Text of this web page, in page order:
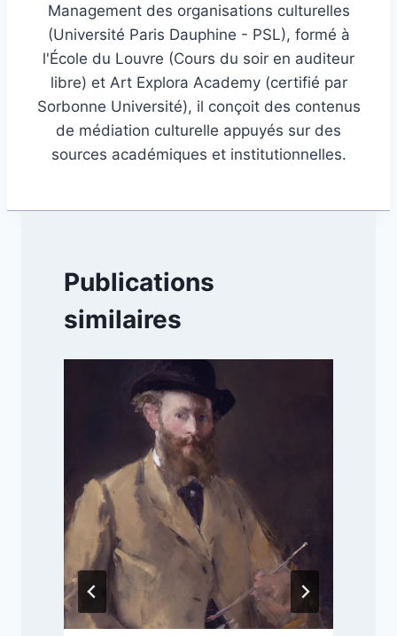
Management des organisations culturelles
(Université Paris Dauphine - PSL), formé à
l'École du Louvre (Cours du soir en auditeur
libre) et Art Explora Academy (certifié par
Sorbonne Université), il conçoit des contenus
de médiation culturelle appuyés sur des
sources académiques et institutionnelles.
Publications
similaires